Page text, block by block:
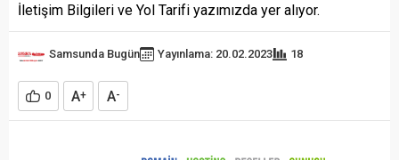
İletişim Bilgileri ve Yol Tarifi yazımızda yer alıyor.
Samsunda Bugün Yayınlama: 20.02.2023 18
0 A+ A-